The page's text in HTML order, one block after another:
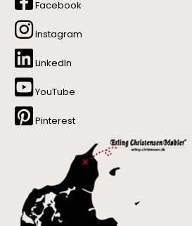
Facebook
Instagram
LinkedIn
YouTube
Pinterest